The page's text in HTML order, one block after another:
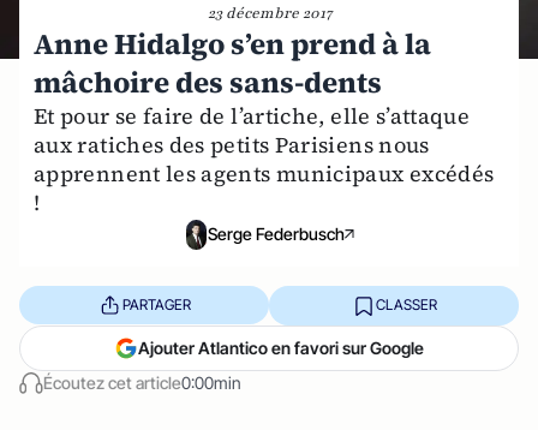
23 décembre 2017
Anne Hidalgo s’en prend à la
mâchoire des sans-dents
Et pour se faire de l’artiche, elle s’attaque
aux ratiches des petits Parisiens nous
apprennent les agents municipaux excédés
!
Serge Federbusch
Écoutez cet article0:00min
PARTAGER CLASSER
Ajouter Atlantico en favori sur Google